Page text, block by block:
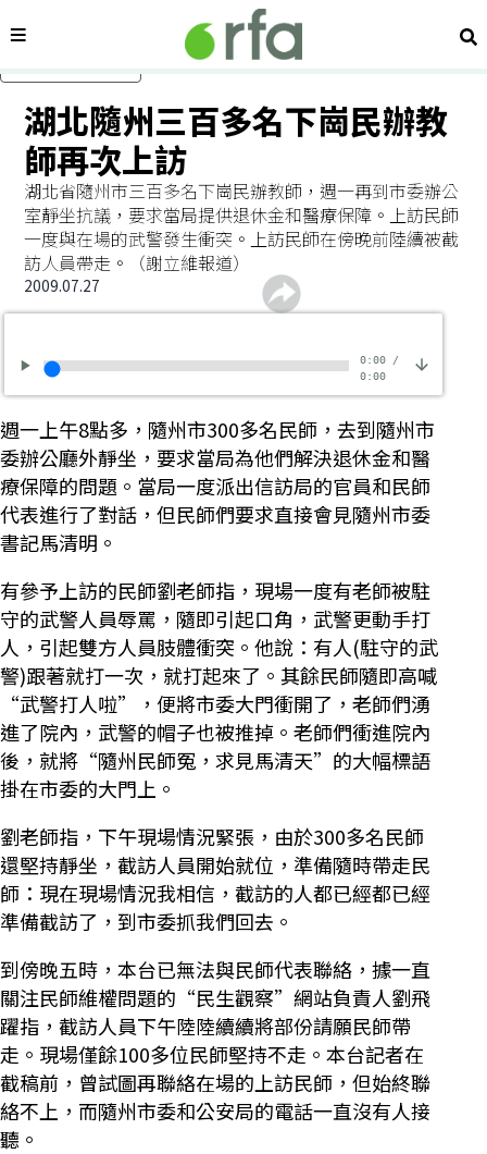
內容分類 搜
湖北隨州三百多名下崗民辦教
師再次上訪
湖北省隨州市三百多名下崗民辦教師，週一再到市委辦公
室靜坐抗議，要求當局提供退休金和醫療保障。上訪民師
一度與在場的武警發生衝突。上訪民師在傍晚前陸續被截
訪人員帶走。（謝立維報道）
2009.07.27
0:00/
0:00
週一上午8點多，隨州市300多名民師，去到隨州市
委辦公廳外靜坐，要求當局為他們解決退休金和醫
療保障的問題。當局一度派出信訪局的官員和民師
代表進行了對話，但民師們要求直接會見隨州市委
書記馬清明。
有參予上訪的民師劉老師指，現場一度有老師被駐
守的武警人員辱罵，隨即引起口角，武警更動手打
人，引起雙方人員肢體衝突。他說：有人(駐守的武
警)跟著就打一次，就打起來了。其餘民師隨即高喊
“武警打人啦”，便將市委大門衝開了，老師們湧
進了院內，武警的帽子也被推掉。老師們衝進院內
後，就將“隨州民師冤，求見馬清天”的大幅標語
掛在市委的大門上。
劉老師指，下午現場情況緊張，由於300多名民師
還堅持靜坐，截訪人員開始就位，準備隨時帶走民
師：現在現場情況我相信，截訪的人都已經都已經
準備截訪了，到市委抓我們回去。
到傍晚五時，本台已無法與民師代表聯絡，據一直
關注民師維權問題的“民生觀察”網站負責人劉飛
躍指，截訪人員下午陸陸續續將部份請願民師帶
走。現場僅餘100多位民師堅持不走。本台記者在
截稿前，曾試圖再聯絡在場的上訪民師，但始終聯
絡不上，而隨州市委和公安局的電話一直沒有人接
聽。